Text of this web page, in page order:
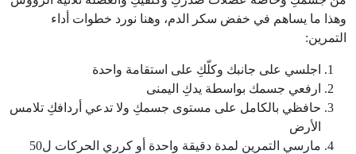
وهذا ما يساهم في خفض سكر الدم، وهنا نورد خطوات أداء
التمرين:
اجلسي على جانبك وكلّكِ على استقامة واحدة
ارفعي جسمك بواسطة يدكِ اليمنى
حافظي بالكامل على مستوى جسمكِ ولا تدعي أردافكِ تلامس
الأرض
مارسي التمرين لمدة دقيقة واحدة أو كرري الحركات ل50